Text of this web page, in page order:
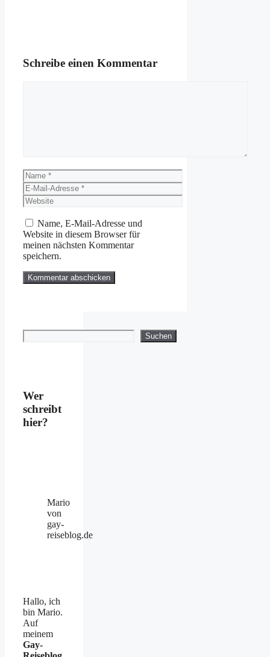
Schreibe einen Kommentar
Name
E-
Mail-
Adresse
Website
Name, E-Mail-Adresse und
Website in diesem Browser für
meinen nächsten Kommentar
speichern.
Suchen Suchen
Wer
schreibt
hier?
Mario
von
gay-
reiseblog.de
Hallo, ich
bin Mario.
Auf
meinem
Gay-